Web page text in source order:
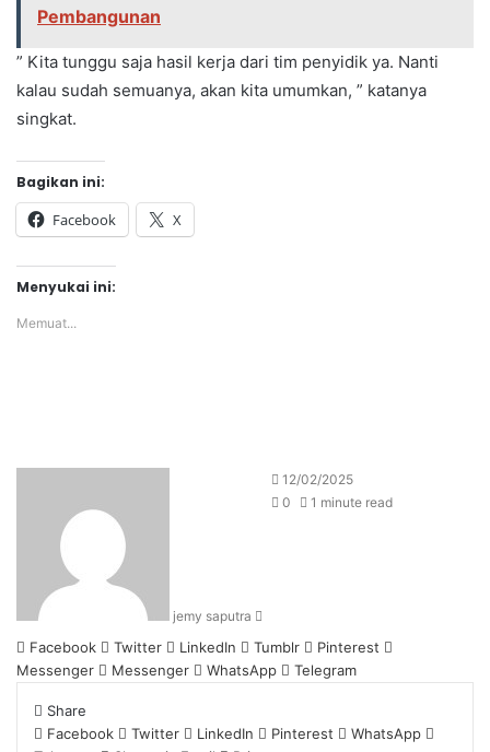
Pembangunan
” Kita tunggu saja hasil kerja dari tim penyidik ya. Nanti
kalau sudah semuanya, akan kita umumkan, ” katanya
singkat.
Bagikan ini:
Facebook X
Menyukai ini:
Memuat...
jemy saputra
Send
an
12/02/2025
0
1 minute read
Facebook Twitter LinkedIn Tumblr
Pinterest
Messenger
Messenger WhatsApp Telegram
Share
Facebook
Twitter LinkedIn Pinterest
WhatsApp